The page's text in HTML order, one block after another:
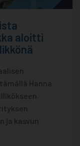
aloitti
Hanna
ja kasvun